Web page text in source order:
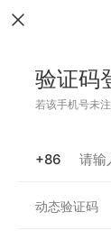
验证码
若该手机号未
+86